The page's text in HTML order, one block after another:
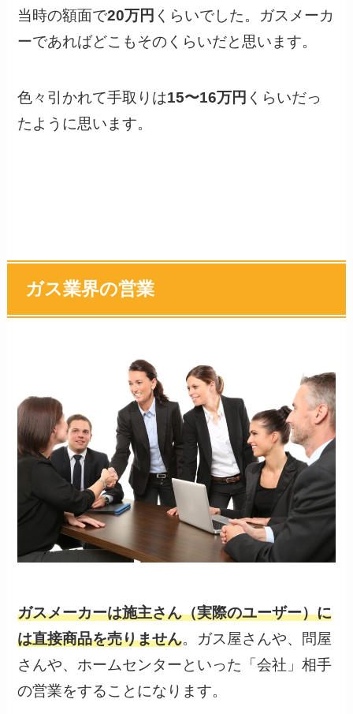
当時の額面で20万円 くらいでした。ガスメーカ
ーであればどこもそのくらいだと思います。
色々引かれて手取りは15〜16万円 くらいだっ
たように思います。
ガス業界の営業
ガスメーカーは施主さん（実際のユーザー）に
は直接商品を売りません。ガス屋さんや、問屋
さんや、ホームセンターといった「会社」相手
の営業をすることになります。